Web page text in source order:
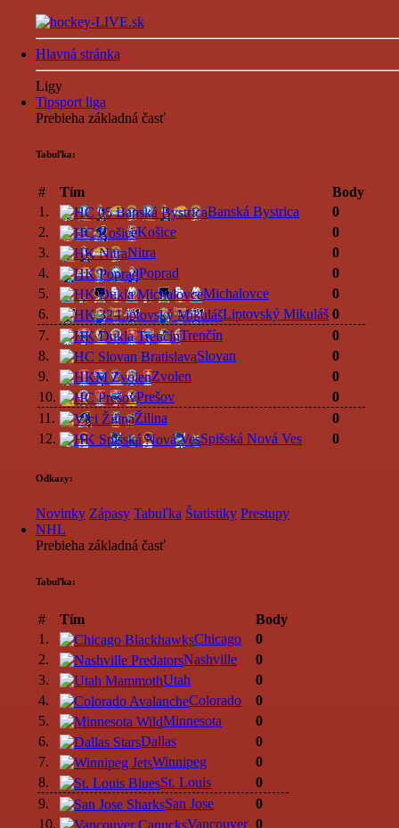
Hlavná stránka
Ligy
Tipsport liga
Prebieha základná časť
Tabuľka:
# Tím
Body
1.
Banská Bystrica
0
2.
Košice
0
3.
Nitra
0
4.
Poprad
0
5.
Michalovce
0
6.
Liptovský Mikuláš 0
7.
Trenčín
0
8.
Slovan
0
9.
Zvolen
0
10.
Prešov
0
11.
Žilina
0
12.
Spišská Nová Ves 0
Odkazy:
Novinky Zápasy Tabuľka Štatistiky Prestupy
NHL
Prebieha základná časť
Tabuľka:
# Tím
Body
1.
Chicago
0
2.
Nashville
0
3.
Utah
0
4.
Colorado
0
5.
Minnesota
0
6.
Dallas
0
7.
Winnipeg
0
8.
St. Louis
0
9.
San Jose
0
10.
Vancouver 0